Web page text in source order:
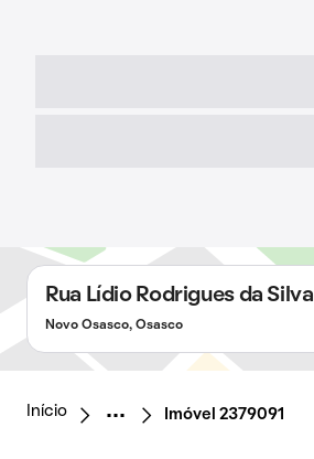
Rua Lídio Rodrigues da Silva
Novo Osasco, Osasco
Início Imóvel 2379091